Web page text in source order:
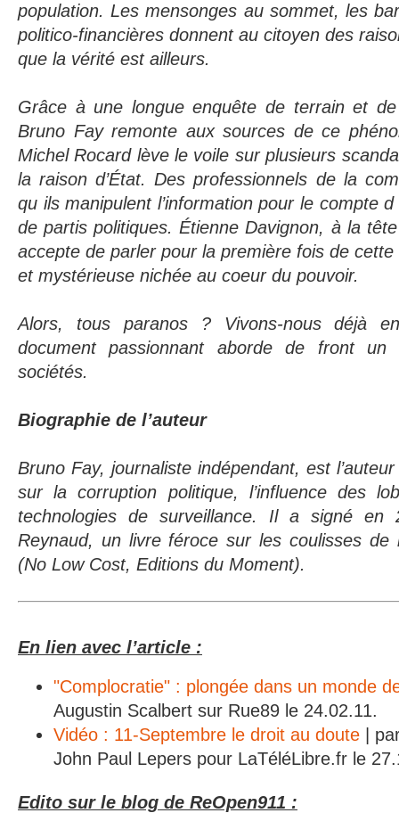
population. Les mensonges au sommet, les
politico-financières donnent au citoyen des
que la vérité est ailleurs.
Grâce à une longue enquête de terrain et
Bruno Fay remonte aux sources de ce
Michel Rocard lève le voile sur plusieurs
la raison d’État. Des professionnels de la
qu ils manipulent l’information pour le compte
de partis politiques. Étienne Davignon, à la
accepte de parler pour la première fois de
et mystérieuse nichée au coeur du pouvoir.
Alors, tous paranos ? Vivons-nous déjà
document passionnant aborde de front
sociétés.
Biographie de l’auteur
Bruno Fay, journaliste indépendant, est
sur la corruption politique, l’influence des
technologies de surveillance. Il a signé en
Reynaud, un livre féroce sur les coulisses de
(No Low Cost, Editions du Moment).
En lien avec l’article :
"Complocratie" : plongée dans un monde
Augustin Scalbert sur Rue89 le 24.02.11.
Vidéo : 11-Septembre le droit au doute |
John Paul Lepers pour LaTéléLibre.fr le
Edito sur le blog de ReOpen911 :